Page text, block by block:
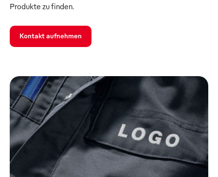
Produkte zu finden.
Kontakt aufnehmen